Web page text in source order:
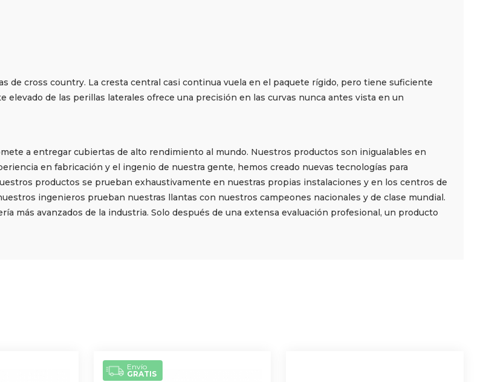
de cross country. La cresta central casi continua vuela en el paquete rígido, pero tiene suficiente
elevado de las perillas laterales ofrece una precisión en las curvas nunca antes vista en un
a entregar cubiertas de alto rendimiento al mundo. Nuestros productos son inigualables en
en fabricación y el ingenio de nuestra gente, hemos creado nuevas tecnologías para
productos se prueban exhaustivamente en nuestras propias instalaciones y en los centros de
ingenieros prueban nuestras llantas con nuestros campeones nacionales y de clase mundial.
más avanzados de la industria. Solo después de una extensa evaluación profesional, un producto
Envío
GRATIS